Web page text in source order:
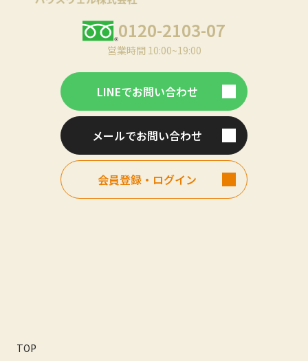
0120-2103-07
営業時間 10:00~19:00
LINEでお問い合わせ
メールでお問い合わせ
会員登録・ログイン
TOP